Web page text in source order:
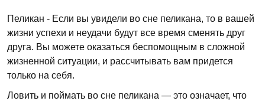
Пеликан - Если вы увидели во сне пеликана, то в вашей
жизни успехи и неудачи будут все время сменять друг
друга. Вы можете оказаться беспомощным в сложной
жизненной ситуации, и рассчитывать вам придется
только на себя.
Ловить и поймать во сне пеликана — это означает, что